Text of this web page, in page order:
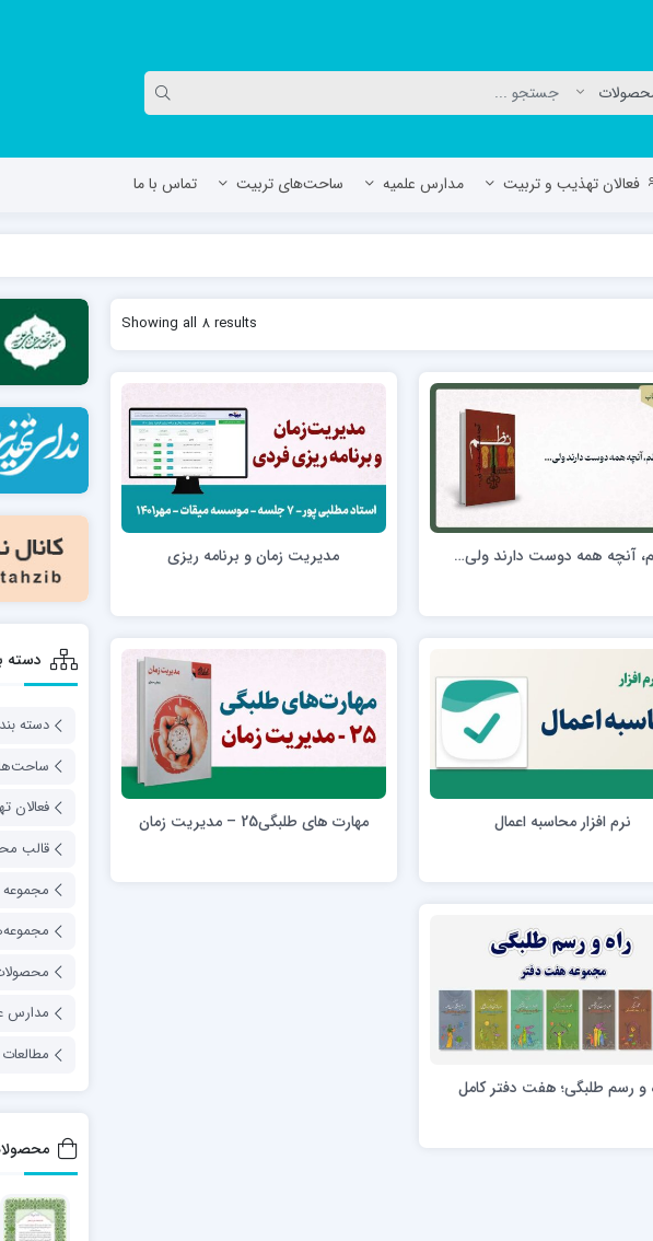
فعالان تهذیب و تربیت مدارس علمیه
جعفریه
مدرسه علمیه المهدی (عج)/ آران و بیدگل
حوزه علمیه سفیران هدایت رهنان
مدرسه آیت الله العظمی گلپایگانی ره
مدرسه
مدرسه امام
مدرسه
مدرسه
رضا علیه
عسکری علیه السلام مدرسه علمیه ولیعصر (عج) خرمدره
مدرسه فقهی
صالحیه
مدرسه امام
امام صادق علیه السلام/جیرفت
فخریه/ راور
علمیه امام خمینی ره/ رفسنجان
اهل بیت علیهم‌السلام/ قلعه گنج
امام جعفر صادق علیه السلام گچساران
ولایت (امامیه)
ساحت‌های تربیت تماس با ما
Showing all 8 results
آنچه همه دوست دارند ولی… مدیریت زمان و برنامه ریزی
نرم افزار محاسبه اعمال مهارت های طلبگی25 – مدیریت زمان
و رسم طلبگی؛ هفت دفتر کامل
دسته
دسته
فعالان
قالب
مدارس